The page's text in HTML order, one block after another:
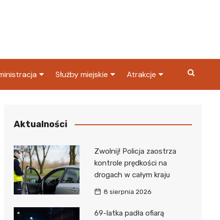
Skarbowy
Służby miejskie
Policja
Atrakcje
Aktualności
Zwolnij! Policja zaostrza
kontrole prędkości na
drogach w całym kraju
8 sierpnia 2026
69-latka padła ofiarą